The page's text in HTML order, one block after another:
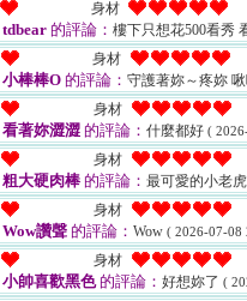
身材
tdbear 的評論： 樓下只想花500看秀
身材
小棒棒O 的評論： 守護著妳～疼妳
身材
看著妳澀澀 的評論： 什麼都好 (
身材
粗大硬肉棒 的評論： 最可愛的小老
身材
Wow讚聲 的評論： Wow ( 2026-07-08
身材
小帥喜歡黑色的評論： 好想妳了 (